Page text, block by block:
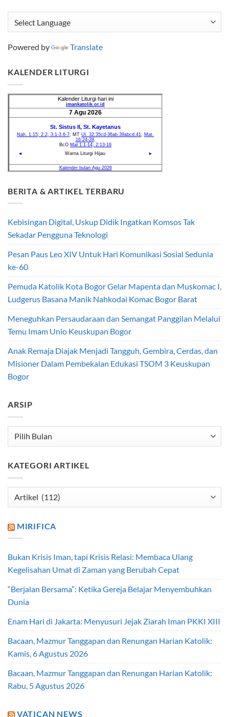
Powered by Translate
KALENDER LITURGI
BERITA & ARTIKEL TERBARU
Kebisingan Digital, Uskup Didik Ingatkan Komsos Tak
Sekadar Pengguna Teknologi
Pesan Paus Leo XIV Untuk Hari Komunikasi Sosial Sedunia
ke-60
Pemuda Katolik Kota Bogor Gelar Mapenta dan Muskomac I,
Ludgerus Basana Manik Nahkodai Komac Bogor Barat
Meneguhkan Persaudaraan dan Semangat Panggilan Melalui
Temu Imam Unio Keuskupan Bogor
Anak Remaja Diajak Menjadi Tangguh, Gembira, Cerdas, dan
Misioner Dalam Pembekalan Edukasi TSOM 3 Keuskupan
Bogor
ARSIP
Arsip
KATEGORI ARTIKEL
Kategori
MIRIFICA
Bukan Krisis Iman, tapi Krisis Relasi: Membaca Ulang
Kegelisahan Umat di Zaman yang Berubah Cepat
“Berjalan Bersama”: Ketika Gereja Belajar Menyembuhkan
Dunia
Enam Hari di Jakarta: Menyusuri Jejak Ziarah Iman PKKI XIII
Bacaan, Mazmur Tanggapan dan Renungan Harian Katolik:
Kamis, 6 Agustus 2026
Bacaan, Mazmur Tanggapan dan Renungan Harian Katolik:
Rabu, 5 Agustus 2026
VATICAN NEWS